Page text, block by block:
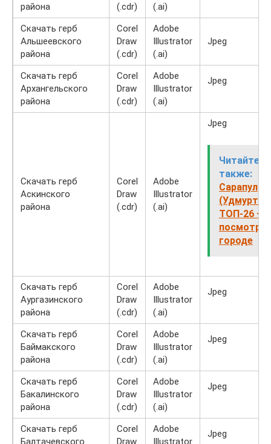
района
(.cdr)
(.ai)
Скачать герб
Альшеевского
района
Corel
Draw
(.cdr)
Adobe
Illustrator
(.ai)
Jpeg
Скачать герб
Архангельского
района
Corel
Draw
(.cdr)
Adobe
Illustrator
(.ai)
Jpeg
Скачать герб
Аскинского
района
Corel
Draw
(.cdr)
Adobe
Illustrator
(.ai)
Jpeg
Читайте
также:
Сарапул
ТОП-26 —
городе
Скачать герб
Аургазинского
района
Corel
Draw
(.cdr)
Adobe
Illustrator
(.ai)
Jpeg
Скачать герб
Баймакского
района
Corel
Draw
(.cdr)
Adobe
Illustrator
(.ai)
Jpeg
Скачать герб
Бакалинского
района
Corel
Draw
(.cdr)
Adobe
Illustrator
(.ai)
Jpeg
Скачать герб
Балтачевского
Corel
Draw
Adobe
Illustrator
Jpeg